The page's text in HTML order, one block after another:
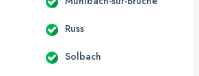
Russ
Solbach